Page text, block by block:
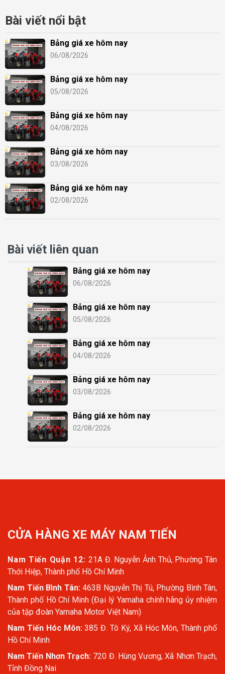
Bài viết nổi bật
Bảng giá xe hôm nay
06/08/2026
Bảng giá xe hôm nay
05/08/2026
Bảng giá xe hôm nay
04/08/2026
Bảng giá xe hôm nay
03/08/2026
Bảng giá xe hôm nay
02/08/2026
Bài viết liên quan
Bảng giá xe hôm nay
06/08/2026
Bảng giá xe hôm nay
05/08/2026
Bảng giá xe hôm nay
04/08/2026
Bảng giá xe hôm nay
03/08/2026
Bảng giá xe hôm nay
02/08/2026
CỬA HÀNG XE MÁY NAM TIẾN
Nam Tiến Quận 12: 21A Đ. Nguyễn Ảnh Thủ, Phường Tân
Thới Hiệp, Thành phố Hồ Chí Minh
Nam Tiến Bình Tân:463B Nguyễn Thị Tú, Phường Bình Tân,
Thành phố Hồ Chí Minh (Đại lý Yamaha chính hãng ủy nhiệm
của tập đoàn Yamaha Motor Việt Nam)
Nam Tiến Hóc Môn:385 Đ. Tô Ký, Xã Hóc Môn, Thành phố
Hồ Chí Minh
Nam Tiến Nhơn Trạch:720 Đ. Hùng Vương, Xã Nhơn Trạch,
Tỉnh Đồng Nai